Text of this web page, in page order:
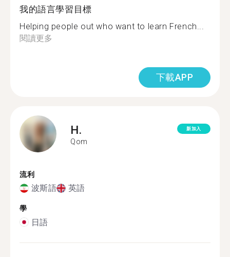
我的語言學習目標
Helping people out who want to learn French...
閱讀更多
下載APP
H.
Qom
新加入
流利
波斯語 英語
學
日語